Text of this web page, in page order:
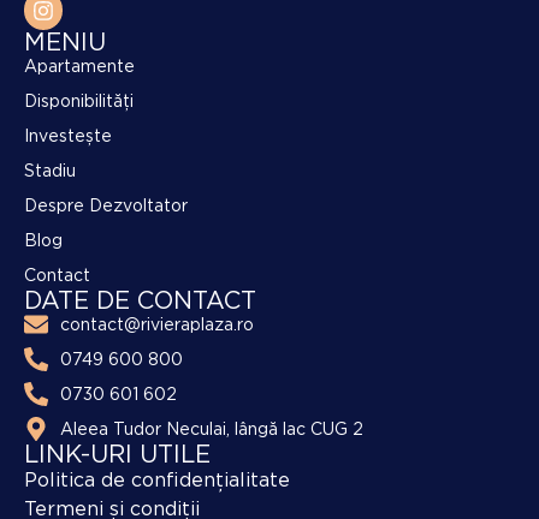
MENIU
Apartamente
Disponibilități
Investește
Stadiu
Despre Dezvoltator
Blog
Contact
DATE DE CONTACT
contact@rivieraplaza.ro
0749 600 800
0730 601 602
Aleea Tudor Neculai, lângă lac CUG 2
LINK-URI UTILE
Politica de confidențialitate
Termeni și condiții